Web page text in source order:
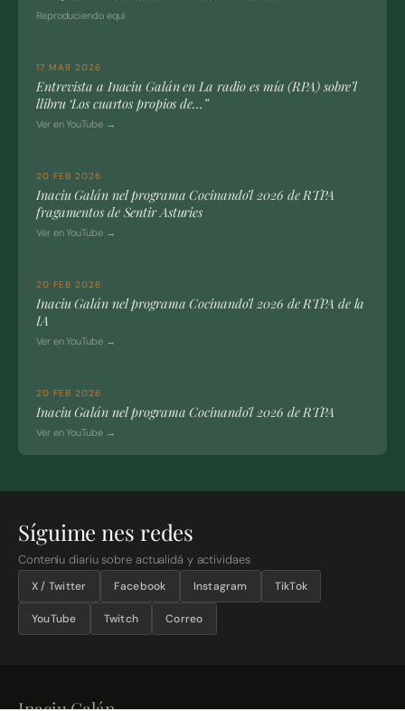
Reproduciendo equí
17 MAR 2026
Entrevista a Inaciu Galán en La radio es mía (RPA) sobre’l
llibru ‘Los cuartos propios de…”
Ver en YouTube →
20 FEB 2026
Inaciu Galán nel programa Cocinando’l 2026 de RTPA
fragamentos de Sentir Asturies
Ver en YouTube →
20 FEB 2026
Inaciu Galán nel programa Cocinando’l 2026 de RTPA de la
IA
Ver en YouTube →
20 FEB 2026
Inaciu Galán nel programa Cocinando’l 2026 de RTPA
Ver en YouTube →
Síguime nes redes
Conteníu diariu sobre actualidá y actividaes
X / Twitter Facebook Instagram TikTok
YouTube Twitch Correo